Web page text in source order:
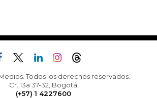
Todos los derechos reservados.
Cr. 13a 37-32, Bogotá
(+57) 1 4227600